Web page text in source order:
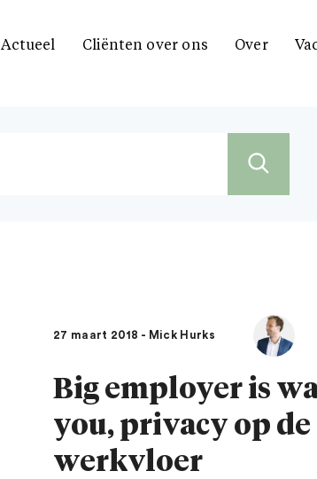
Actueel Cliënten over ons Over
27 maart 2018 - Mick Hurks
Big employer is
you, privacy op de
werkvloer